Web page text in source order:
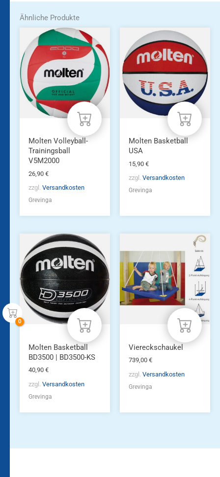
Ähnliche Produkte
Molten Volleyball-
Trainingsball
V5M2000
26,90 €
zzgl. Versandkosten
Grevinga
Molten Basketball
USA
15,90 €
zzgl. Versandkosten
Grevinga
Molten Basketball
BD3500 | BD3500-KS
40,90 €
zzgl. Versandkosten
Grevinga
Viereckschaukel
739,00 €
zzgl. Versandkosten
Grevinga